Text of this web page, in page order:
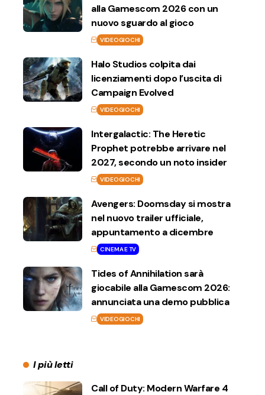
alla Gamescom 2026 con un
nuovo sguardo al gioco
VIDEOGIOCHI
Halo Studios colpita dai
licenziamenti dopo l’uscita di
Campaign Evolved
VIDEOGIOCHI
Intergalactic: The Heretic
Prophet potrebbe arrivare nel
2027, secondo un noto insider
VIDEOGIOCHI
Avengers: Doomsday si mostra
nel nuovo trailer ufficiale,
appuntamento a dicembre
CINEMA E TV
Tides of Annihilation sarà
giocabile alla Gamescom 2026:
annunciata una demo pubblica
VIDEOGIOCHI
I più letti
Call of Duty: Modern Warfare 4